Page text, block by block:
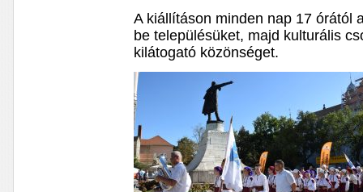
A kiállításon minden nap 17 órától
be településüket, majd kulturális
kilátogató közönséget.